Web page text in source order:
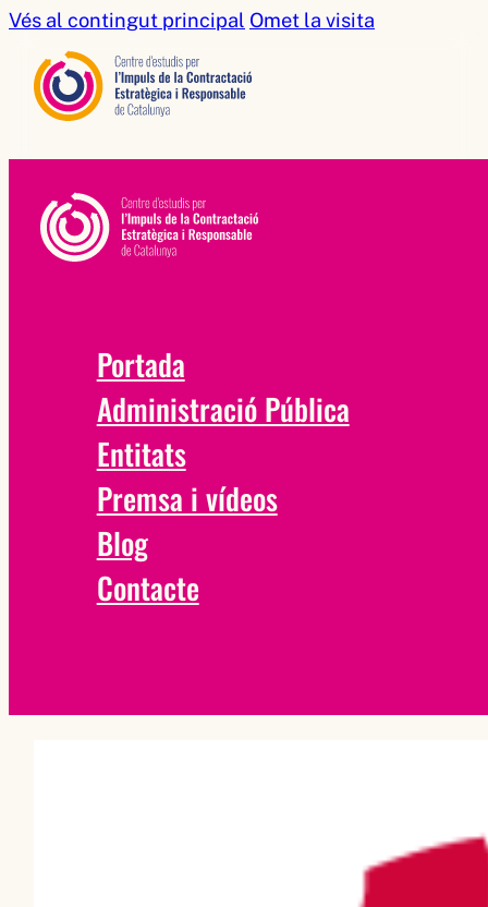
Vés al contingut principal Omet la visita
Portada
Administració Pública
Entitats
Premsa i vídeos
Blog
Contacte